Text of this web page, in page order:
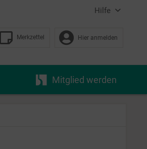
Hilfe
Merkzettel Hier anmelden
Mitglied werden